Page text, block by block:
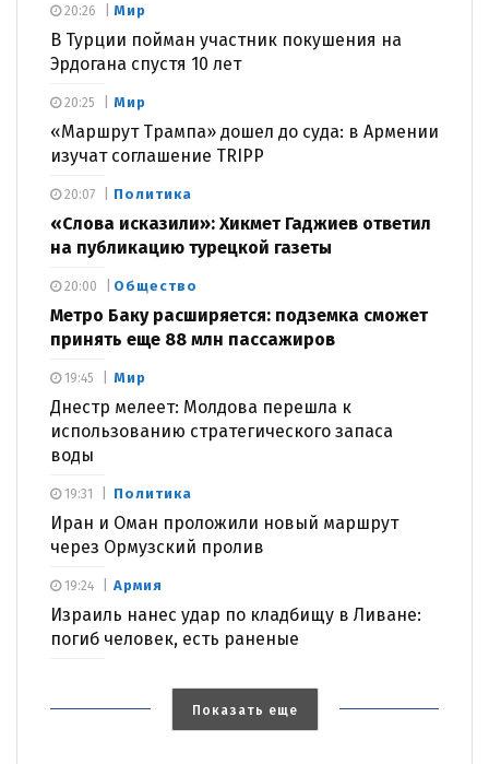
Мир
В Турции пойман участник покушения на
Эрдогана спустя 10 лет
20:26
Мир
«Маршрут Трампа» дошел до суда: в Армении
изучат соглашение TRIPP
20:25
Политика
«Слова исказили»: Хикмет Гаджиев ответил
на публикацию турецкой газеты
20:07
Общество
Метро Баку расширяется: подземка сможет
принять еще 88 млн пассажиров
20:00
Мир
Днестр мелеет: Молдова перешла к
использованию стратегического запаса
воды
19:45
Политика
Иран и Оман проложили новый маршрут
через Ормузский пролив
19:31
Армия
Израиль нанес удар по кладбищу в Ливане:
погиб человек, есть раненые
19:24
Показать еще